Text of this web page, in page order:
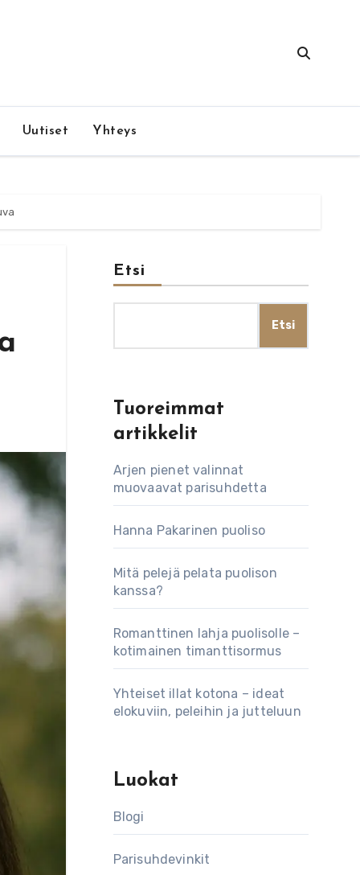
Uutiset Yhteys
Etsi
Etsi
Tuoreimmat
artikkelit
Arjen pienet valinnat
muovaavat parisuhdetta
Hanna Pakarinen puoliso
Mitä pelejä pelata puolison
kanssa?
Romanttinen lahja puolisolle –
kotimainen timanttisormus
Yhteiset illat kotona – ideat
elokuviin, peleihin ja jutteluun
Luokat
Blogi
Parisuhdevinkit